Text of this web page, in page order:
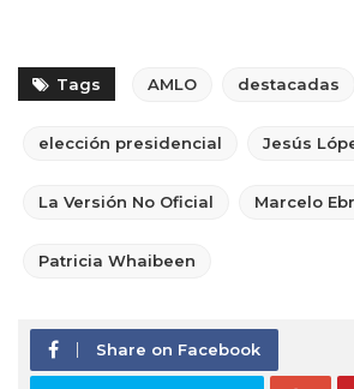
Tags AMLO destacadas
elección presidencial Jesús
La Versión No Oficial Marcelo
Patricia Whaibeen
Share on Facebook